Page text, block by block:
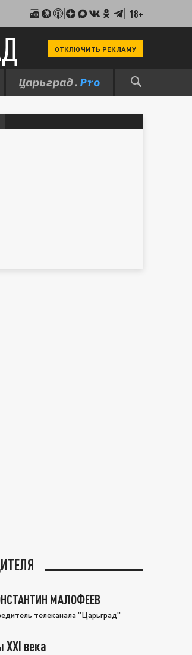
18+
ОТКЛЮЧИТЬ РЕКЛАМУ
МАЛОФЕЕВ
телеканала "Царьград"
века